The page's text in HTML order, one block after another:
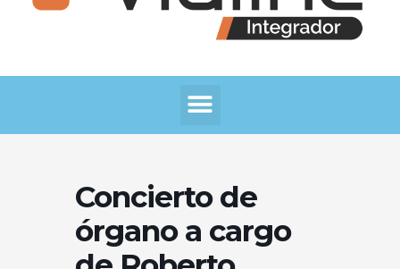
Menú
Concierto de
órgano a cargo